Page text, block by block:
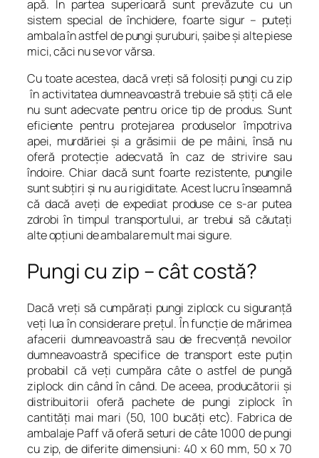
apă. În partea superioară sunt prevăzute cu un
sistem special de închidere, foarte sigur – puteţi
ambala în astfel de pungi şuruburi, şaibe şi alte piese
mici, căci nu se vor vărsa.
Cu toate acestea, dacă vreţi să folosiţi pungi cu zip
în activitatea dumneavoastră trebuie să ştiţi că ele
nu sunt adecvate pentru orice tip de produs. Sunt
eficiente pentru protejarea produselor împotriva
apei, murdăriei şi a grăsimii de pe mâini, însă nu
oferă protecţie adecvată în caz de strivire sau
îndoire. Chiar dacă sunt foarte rezistente, pungile
sunt subţiri şi nu au rigiditate. Acest lucru înseamnă
că dacă aveţi de expediat produse ce s-ar putea
zdrobi în timpul transportului, ar trebui să căutaţi
alte opţiuni de ambalare mult mai sigure.
Pungi cu zip – cât costă?
Dacă vreţi să cumpăraţi pungi ziplock cu siguranţă
veţi lua în considerare preţul. În funcţie de mărimea
afacerii dumneavoastră sau de frecvenţă nevoilor
dumneavoastră specifice de transport este puţin
probabil că veţi cumpăra câte o astfel de pungă
ziplock din când în când. De aceea, producătorii şi
distribuitorii oferă pachete de pungi ziplock în
cantităţi mai mari (50, 100 bucăţi etc). Fabrica de
ambalaje Paff vă oferă seturi de câte 1000 de pungi
cu zip, de diferite dimensiuni: 40 x 60 mm, 50 x 70